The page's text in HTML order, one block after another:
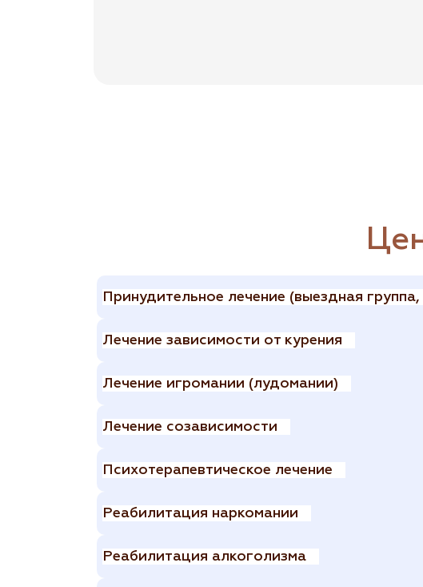
Принудительное лечение (выездная
Лечение зависимости от курения
Лечение игромании (лудомании)
Лечение созависимости
Психотерапевтическое лечение
Реабилитация наркомании
Реабилитация алкоголизма